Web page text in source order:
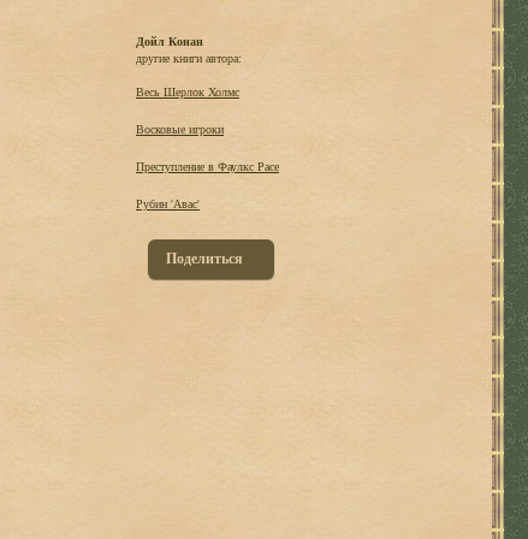
Дойл Конан
другие книги автора:
Весь Шерлок Холмс
Восковые игроки
Преступление в Фаулкс Расе
Рубин 'Авас'
Поделиться